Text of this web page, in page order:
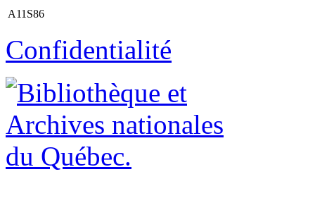
A11S86
Confidentialité